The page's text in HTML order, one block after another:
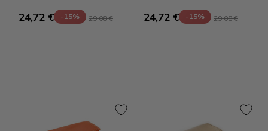
24,72 € -15% 29,08 € 24,72 € -15% 29,08 €